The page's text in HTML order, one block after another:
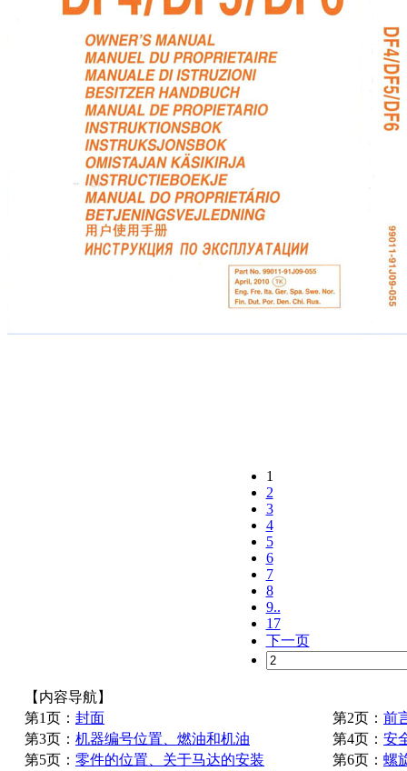
1
2
3
4
5
6
7
8
9..
17
下一页
【内容导航】
第1页： 封面 第2页： 前
第3页： 机器编号位置、燃油和机油 第4页： 安
第5页： 零件的位置、关于马达的安装 第6页： 螺